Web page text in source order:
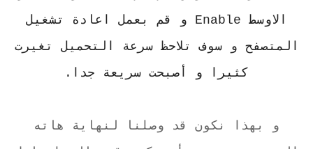
الاوسط Enable و قم بعمل اعادة تشغيل
المتصفح و سوف تلاحظ سرعة التحميل تغيرت
كثيرا و أصبحت سريعة جدا.
و بهذا نكون قد وصلنا لنهاية هاته